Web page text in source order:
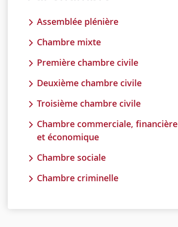
Assemblée plénière
Chambre mixte
Première chambre civile
Deuxième chambre civile
Troisième chambre civile
Chambre commerciale, financière
et économique
Chambre sociale
Chambre criminelle